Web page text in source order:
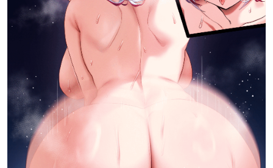
愛ポルノ 21,115
フレンドリンク
ヘンタイ 4k
セックスビデオ
ポルノビデオ